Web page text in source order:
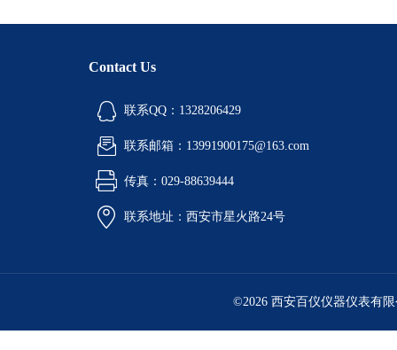
Contact Us
联系QQ：1328206429
联系邮箱：13991900175@163.com
传真：029-88639444
联系地址：西安市星火路24号
©2026 西安百仪仪器仪表有